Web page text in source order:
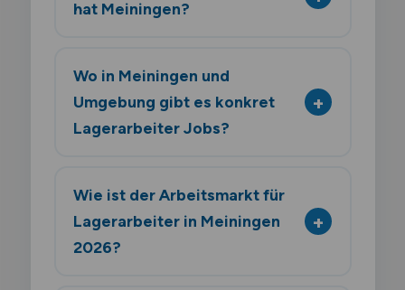
hat Meiningen?
Wo in Meiningen und
Umgebung gibt es konkret
Lagerarbeiter Jobs?
Wie ist der Arbeitsmarkt für
Lagerarbeiter in Meiningen
2026?